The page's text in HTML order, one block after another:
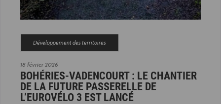
18 février 2026
Développement des territoires
BOHÉRIES-VADENCOURT : LE CHANTIER
DE LA FUTURE PASSERELLE DE
L’EUROVÉLO 3 EST LANCÉ